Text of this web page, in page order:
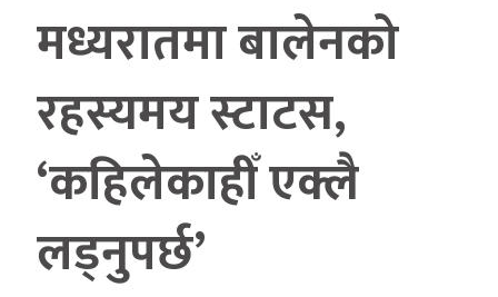
मध्यरातमा बालेनको
रहस्यमय स्टाटस,
‘कहिलेकाहीँ एक्लै
लड्नुपर्छ’